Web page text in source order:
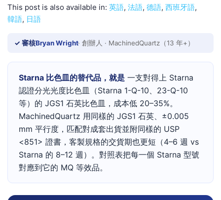
This post is also available in: 英語 法語 德語 西班牙語
韓語 日語
✓ 審核Bryan Wright· 創辦人 · MachinedQuartz（13 年+）
Starna 比色皿的替代品，就是 一支對得上 Starna
認證分光光度比色皿（Starna 1-Q-10、23-Q-10
等）的 JGS1 石英比色皿，成本低 20–35%。
MachinedQuartz 用同樣的 JGS1 石英、±0.005
mm 平行度，匹配對成套出貨並附同樣的 USP
<851> 證書，客製規格的交貨期也更短（4–6 週 vs
Starna 的 8–12 週）。對照表把每一個 Starna 型號
對應到它的 MQ 等效品。